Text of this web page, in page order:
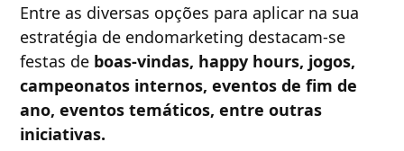
Entre as diversas opções para aplicar na sua
estratégia de endomarketing destacam-se
festas de boas-vindas, happy hours, jogos,
campeonatos internos, eventos de fim de
ano, eventos temáticos, entre outras
iniciativas.